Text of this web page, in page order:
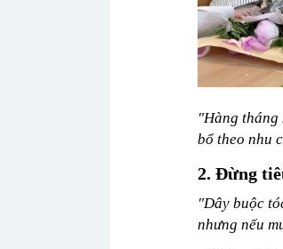
"Hàng tháng
bổ theo nhu
2. Đừng
"Dây buộc
nhưng nếu